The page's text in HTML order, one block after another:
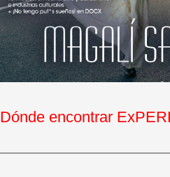
Dónde encontrar